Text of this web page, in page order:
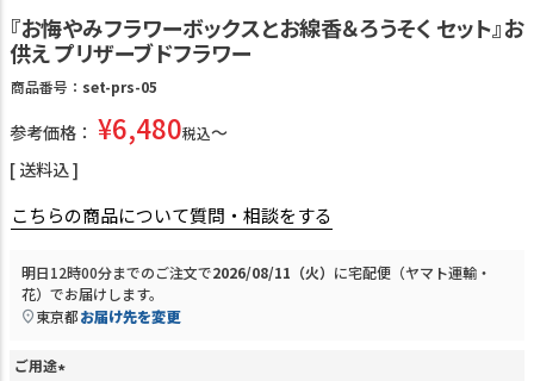
『お悔やみフラワーボックスとお線香＆ろうそく セット』お
供え プリザーブドフラワー
商品番号 set-prs-05
参考価格： ¥6,480税込
送料込
明日12時00分までのご注文で2026/08/11（火） に宅配便（ヤマト運輸・
花） でお届けします。
東京都お届け先を変更
ご用途